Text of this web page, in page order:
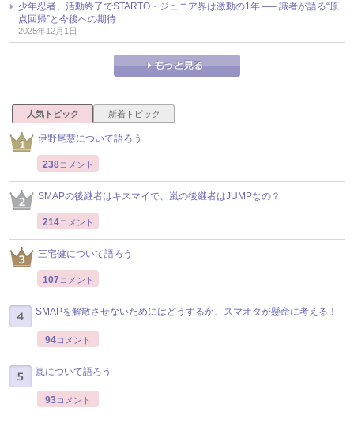
少年忍者、活動終了でSTARTO・ジュニア界は激動の1年 ── 識者が語る“原
点回帰”と今後への期待
2025年12月1日
人気トピック 新着トピック
伊野尾慧について語ろう
238コメント
SMAPの後継者はキスマイで、嵐の後継者はJUMPなの？
214コメント
三宅健について語ろう
107 コメント
SMAPを解散させないためにはどうするか、スマオタが懸命に考える！
94コメント
嵐について語ろう
93コメント